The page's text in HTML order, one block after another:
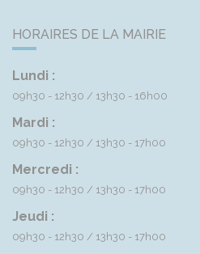
HORAIRES DE LA MAIRIE
Lundi :
09h30 - 12h30 13h30 - 16h00
Mardi :
09h30 - 12h30 13h30 - 17h00
Mercredi :
09h30 - 12h30 13h30 - 17h00
Jeudi :
09h30 - 12h30 13h30 - 17h00